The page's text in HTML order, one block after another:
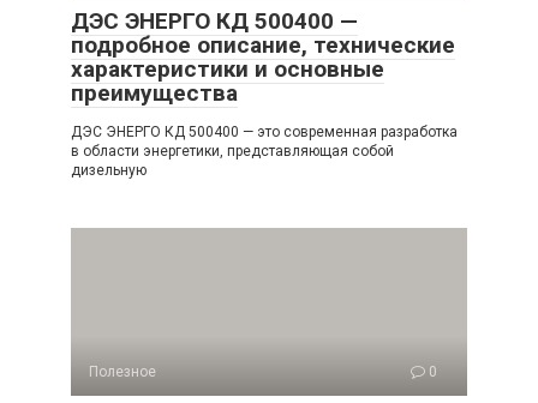
ДЭС ЭНЕРГО КД 500400 —
подробное описание, технические
характеристики и основные
преимущества
ДЭС ЭНЕРГО КД 500400 — это современная разработка
в области энергетики, представляющая собой
дизельную
Полезное 0